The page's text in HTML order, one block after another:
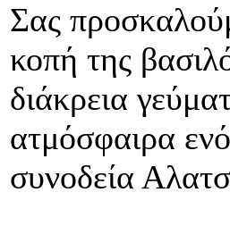
Σας
κοπή της
διάκρεια
ατμόσφαιρα
συνοδεία